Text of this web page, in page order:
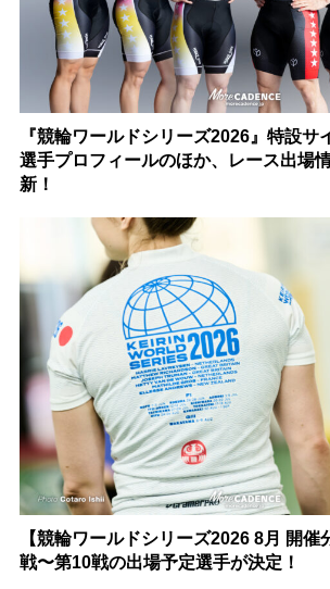
『競輪ワールドシリーズ2026』特設サ
選手プロフィールのほか、レース出場
新！
【競輪ワールドシリーズ2026 8月 開催
戦〜第10戦の出場予定選手が決定！